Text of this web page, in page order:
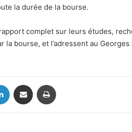
la durée de la bourse.
complet sur leurs études,
la bourse, et l’adressent au
Linkedin Partager par email